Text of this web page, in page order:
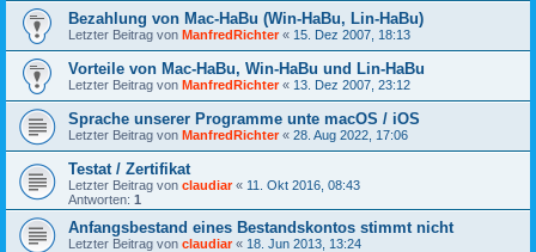
Bezahlung von Mac-HaBu (Win-HaBu, Lin-HaBu)
Letzter Beitrag von ManfredRichter« 15. Dez 2007, 18:13
Vorteile von Mac-HaBu, Win-HaBu und Lin-HaBu
Letzter Beitrag von ManfredRichter« 13. Dez 2007, 23:12
Sprache unserer Programme unte macOS / iOS
Letzter Beitrag von ManfredRichter« 28. Aug 2022, 17:06
Testat / Zertifikat
Letzter Beitrag von claudiar« 11. Okt 2016, 08:43
Antworten: 1
Anfangsbestand eines Bestandskontos stimmt nicht
Letzter Beitrag von claudiar« 18. Jun 2013, 13:24